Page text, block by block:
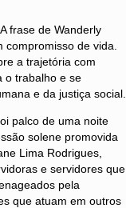
frase de Wanderly
de vida.
a trajetória com
o trabalho e se
e da justiça social.
palco de uma noite
solene promovida
Lima Rodrigues,
e servidores que
pela
que atuam em outros